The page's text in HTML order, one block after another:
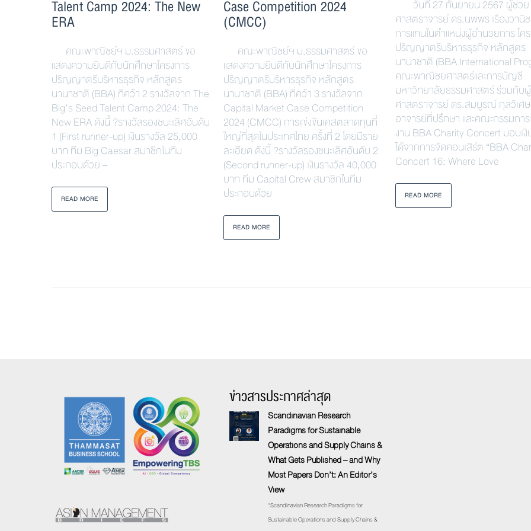
Talent Camp 2024: The New
ERA
คณะพาณิชย์ฯ ม.ธรรมศาสตร์ ขอ
แสดงความยินดีกับนักศึกษาโครงการ
ปริญญาตรีบริหารธุรกิจ หลักสูตร
นานาชาติ (BBA) ที่คว้า 2 รางวัลจาก The
Big’s Seed Talent Camp 2024: The
New ERA ดังนี้ ?รางวัลรองชนะเลิศอันดับ
1 (First runner-up) เงินรางวัล 25,000
บาท ทีม Big Caesar สมาชิกในทีม
ประกอบด้วย –
READ MORE
Case Competition 2024
(CMCC)
คณะพาณิชย์ฯ ม.ธรรมศาสตร์ ขอ
แสดงความยินดีกับนักศึกษาโครงการ
ปริญญาตรีบริหารธุรกิจ หลักสูตร
นานาชาติ (BBA) ที่คว้า 3 รางวัลจาก
Capital Market Case Competition
2024 (CMCC) การแข่งขันเคสตลาดทุนที่
ใหญ่ที่สุดในประเทศไทย ครั้งที่ 2 โดยมีราย
ละเอียด ดังนี้ ?รางวัลรองชนะเลิศอันดับ 2
(Second runner-up) เงินรางวัล 40,000
บาท ทีม Capital Crew สมาชิกในทีม
ประกอบด้วย
READ MORE
วันที่ 27 กันยายน 2567 ผู้ช่วย
ศาสตราจารย์ ดร.นพพร เรืองวานิ
การแทนในตำแหน่งผู้อำนวยการ โค
ปริญญาตรีบริหารธุรกิจ หลักสูตร
นานาชาติ (BBA International
คณะพาณิชยศาสตร์และการบัญชี
มหาวิทยาลัยธรรมศาสตร์ ร่วมกับ
ศาสตราจารย์ ดร.สมบูรณ์ กุลวิเศ
อาจารย์ที่ปรึกษา และคณะกรรมกา
งาน BBA Charity Concert มอบเงิ
ได้จากการจัดคอนเสิร์ต “BBA
Concert 16: Where Love
READ MORE
ข่าวสารประกาศล่าสุด
Scandinavian Research
Paradigms for Sustainable
Operations and Supply Chains &
What Gets Published – and Why
Most Papers Don’t: An Editor’s
View
“Scandinavian Research Paradigms for
Sustainable Operations and Supply Chains &